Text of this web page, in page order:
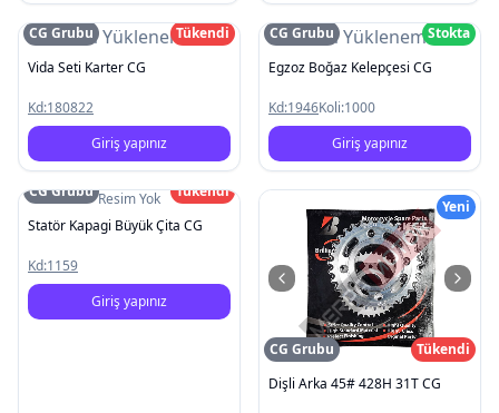
Resim Yüklenemedi
CG Grubu
Tükendi
Vida Seti Karter CG
Kd:180822
Giriş yapınız
Resim Yüklenemedi
CG Grubu
Stokta
Egzoz Boğaz Kelepçesi CG
Kd:1946Koli:1000
Giriş yapınız
Resim Yok
CG Grubu
Tükendi
Statör Kapagi Büyük Çita CG
Kd:1159
Giriş yapınız
Yeni
CG Grubu
Tükendi
Dişli Arka 45# 428H 31T CG